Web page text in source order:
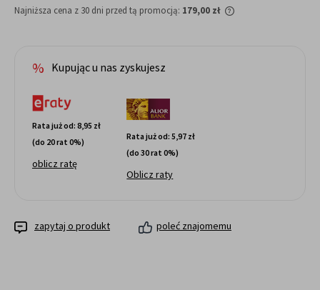
Najniższa cena z 30 dni przed tą promocją: 179,00 zł
Kupując u nas zyskujesz
Rata już od: 8,95 zł
(do 20 rat 0%)
oblicz ratę
Rata już od:5,97 zł
(do 30 rat 0%)
Oblicz raty
zapytaj o produkt poleć znajomemu